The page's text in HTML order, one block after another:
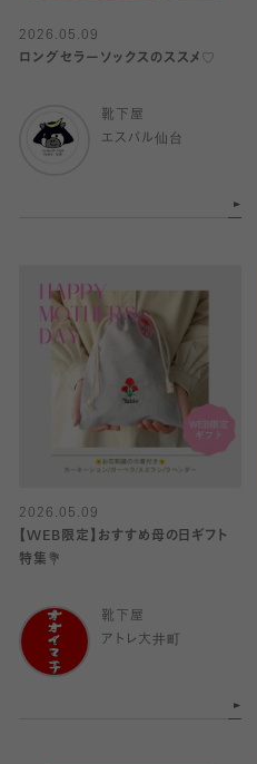
2026.05.09
ロングセラーソックスのススメ♡
靴下屋
エスパル仙台
2026.05.09
【WEB限定】おすすめ母の日ギフト
特集💐
靴下屋
アトレ大井町